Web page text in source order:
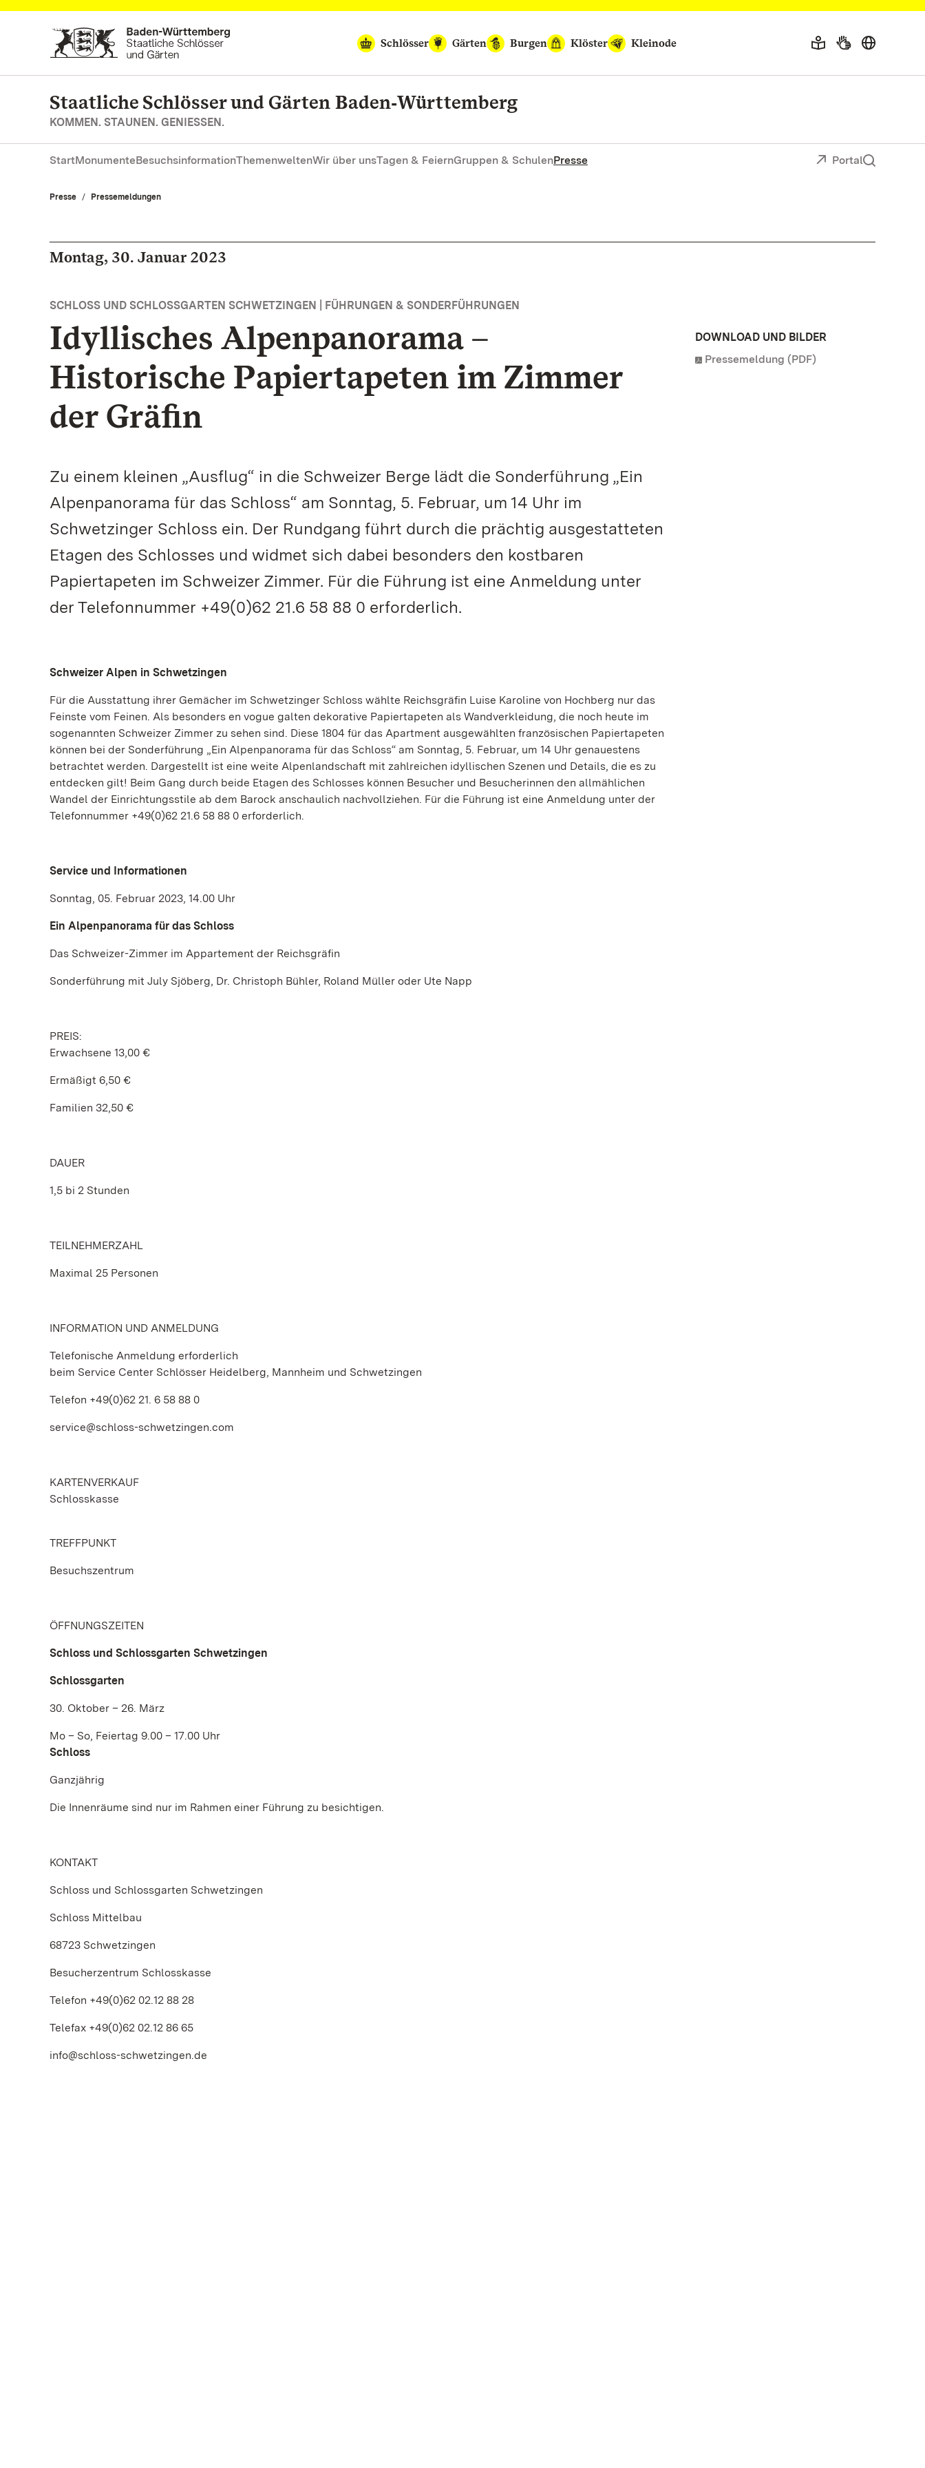
Zum Hauptinhalt springen
Schlösser
Gärten Burgen Klöster Kleinode
Staatliche Schlösser und Gärten Baden‑Württemberg
KOMMEN. STAUNEN. GENIESSEN.
StartMonumenteBesuchsinformationThemenweltenWir über unsTagen & FeiernGruppen & SchulenPresse Portal
Presse Pressemeldungen
Montag, 30. Januar 2023
SCHLOSS UND SCHLOSSGARTEN SCHWETZINGEN | FÜHRUNGEN & SONDERFÜHRUNGEN
Idyllisches Alpenpanorama –
Historische Papiertapeten im Zimmer
der Gräfin
Zu einem kleinen „Ausflug“ in die Schweizer Berge lädt die Sonderführung „Ein
Alpenpanorama für das Schloss“ am Sonntag, 5. Februar, um 14 Uhr im
Schwetzinger Schloss ein. Der Rundgang führt durch die prächtig ausgestatteten
Etagen des Schlosses und widmet sich dabei besonders den kostbaren
Papiertapeten im Schweizer Zimmer. Für die Führung ist eine Anmeldung unter
der Telefonnummer +49(0)62 21.6 58 88 0 erforderlich.
Schweizer Alpen in Schwetzingen
Für die Ausstattung ihrer Gemächer im Schwetzinger Schloss wählte Reichsgräfin Luise Karoline von Hochberg nur das
Feinste vom Feinen. Als besonders en vogue galten dekorative Papiertapeten als Wandverkleidung, die noch heute im
sogenannten Schweizer Zimmer zu sehen sind. Diese 1804 für das Apartment ausgewählten französischen Papiertapeten
können bei der Sonderführung „Ein Alpenpanorama für das Schloss“ am Sonntag, 5. Februar, um 14 Uhr genauestens
betrachtet werden. Dargestellt ist eine weite Alpenlandschaft mit zahlreichen idyllischen Szenen und Details, die es zu
entdecken gilt! Beim Gang durch beide Etagen des Schlosses können Besucher und Besucherinnen den allmählichen
Wandel der Einrichtungsstile ab dem Barock anschaulich nachvollziehen. Für die Führung ist eine Anmeldung unter der
Telefonnummer +49(0)62 21.6 58 88 0 erforderlich.
Service und Informationen
Sonntag, 05. Februar 2023, 14.00 Uhr
Ein Alpenpanorama für das Schloss
Das Schweizer-Zimmer im Appartement der Reichsgräfin
Sonderführung mit July Sjöberg, Dr. Christoph Bühler, Roland Müller oder Ute Napp
PREIS:
Erwachsene 13,00 €
Ermäßigt 6,50 €
Familien 32,50 €
DAUER
1,5 bi 2 Stunden
TEILNEHMERZAHL
Maximal 25 Personen
INFORMATION UND ANMELDUNG
Telefonische Anmeldung erforderlich
beim Service Center Schlösser Heidelberg, Mannheim und Schwetzingen
Telefon +49(0)62 21. 6 58 88 0
service@schloss-schwetzingen.com
KARTENVERKAUF
Schlosskasse
TREFFPUNKT
Besuchszentrum
ÖFFNUNGSZEITEN
Schloss und Schlossgarten Schwetzingen
Schlossgarten
30. Oktober – 26. März
Mo – So, Feiertag 9.00 – 17.00 Uhr
Schloss
Ganzjährig
Die Innenräume sind nur im Rahmen einer Führung zu besichtigen.
KONTAKT
Schloss und Schlossgarten Schwetzingen
Schloss Mittelbau
68723 Schwetzingen
Besucherzentrum Schlosskasse
Telefon +49(0)62 02.12 88 28
Telefax +49(0)62 02.12 86 65
info@schloss-schwetzingen.de
DOWNLOAD UND BILDER
Pressemeldung (PDF)